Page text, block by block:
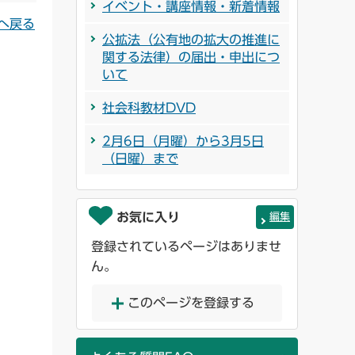
戻る
イベント・講座情報・新着情報
公拡法（公有地の拡大の推進に
関する法律）の届出・申出につ
いて
社会科教材DVD
2月6日（月曜）から3月5日
（日曜）まで
お気に入り 編集
登録されているページはありませ
ん。
このページを登録する